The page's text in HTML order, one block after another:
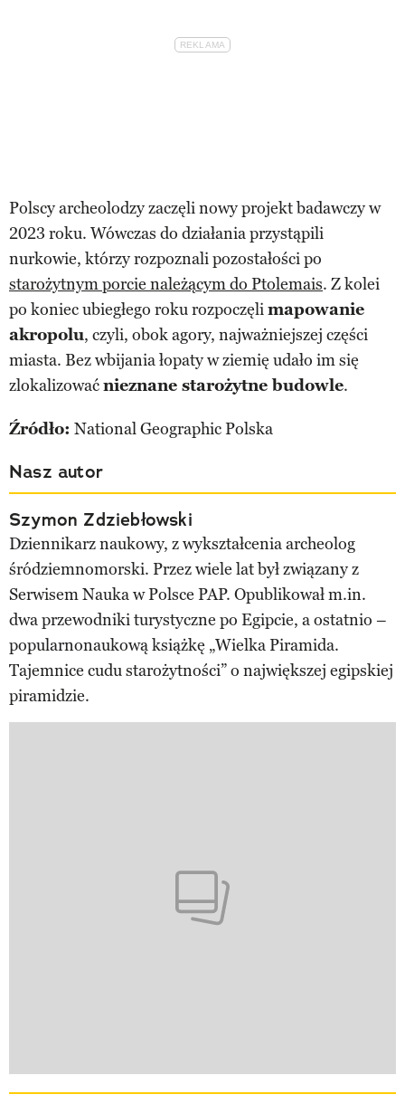
Polscy archeolodzy zaczęli nowy projekt badawczy w
2023 roku. Wówczas do działania przystąpili
nurkowie, którzy rozpoznali pozostałości po
starożytnym porcie należącym do Ptolemais. Z kolei
po koniec ubiegłego roku rozpoczęlimapowanie
akropolu, czyli, obok agory, najważniejszej części
miasta. Bez wbijania łopaty w ziemię udało im się
zlokalizowaćnieznane starożytne budowle.
Źródło: National Geographic Polska
Nasz autor
Szymon Zdziebłowski
Dziennikarz naukowy, z wykształcenia archeolog
śródziemnomorski. Przez wiele lat był związany z
Serwisem Nauka w Polsce PAP. Opublikował m.in.
dwa przewodniki turystyczne po Egipcie, a ostatnio –
popularnonaukową książkę „Wielka Piramida.
Tajemnice cudu starożytności” o największej egipskiej
piramidzie.